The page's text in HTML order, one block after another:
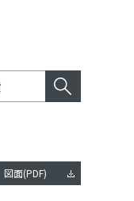
図面(PDF)